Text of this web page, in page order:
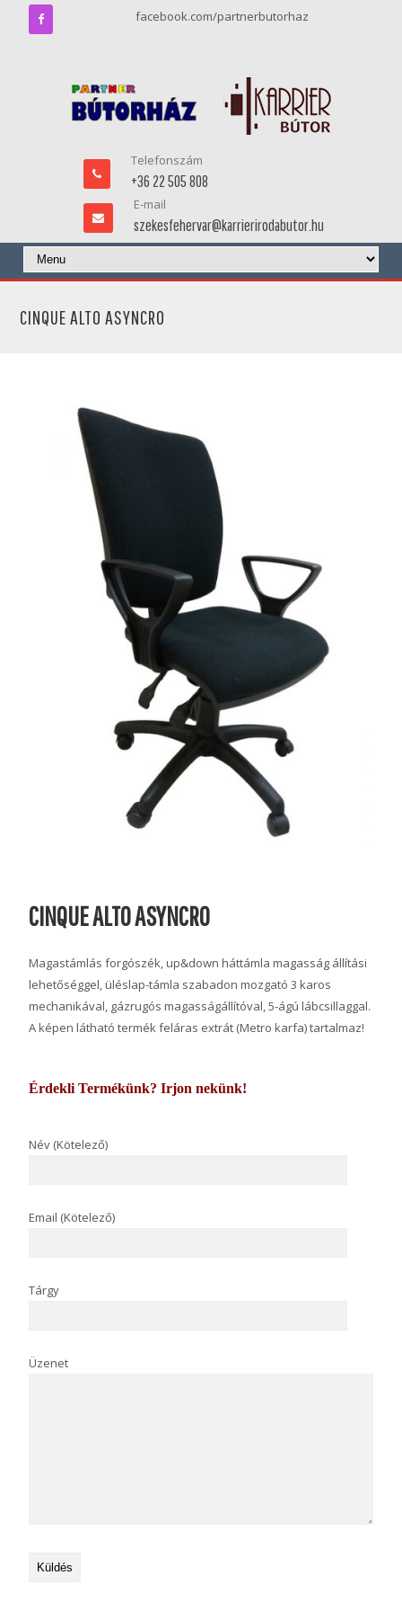
facebook.com/partnerbutorhaz
Telefonszám
+36 22 505 808
E-mail
szekesfehervar@karrierirodabutor.hu
CINQUE ALTO ASYNCRO
CINQUE ALTO ASYNCRO
Magastámlás forgószék, up&down háttámla magasság állítási
lehetőséggel, üléslap-támla szabadon mozgató 3 karos
mechanikával, gázrugós magasságállítóval, 5-ágú lábcsillaggal.
A képen látható termék feláras extrát (Metro karfa) tartalmaz!
Érdekli Termékünk? Irjon nekünk!
Név (Kötelező)
Email (Kötelező)
Tárgy
Üzenet